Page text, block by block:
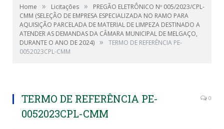
Home » Licitações »
PREGÃO ELETRÔNICO Nº 005/2023/CPL-
CMM (SELEÇÃO DE EMPRESA ESPECIALIZADA NO RAMO PARA
AQUISIÇÃO PARCELADA DE MATERIAL DE LIMPEZA DESTINADO A
ATENDER AS DEMANDAS DA CÂMARA MUNICIPAL DE MELGAÇO,
DURANTE O ANO DE 2024) »
TERMO DE REFERÊNCIA PE-
0052023CPL-CMM
TERMO DE REFERÊNCIA PE-
0052023CPL-CMM
0